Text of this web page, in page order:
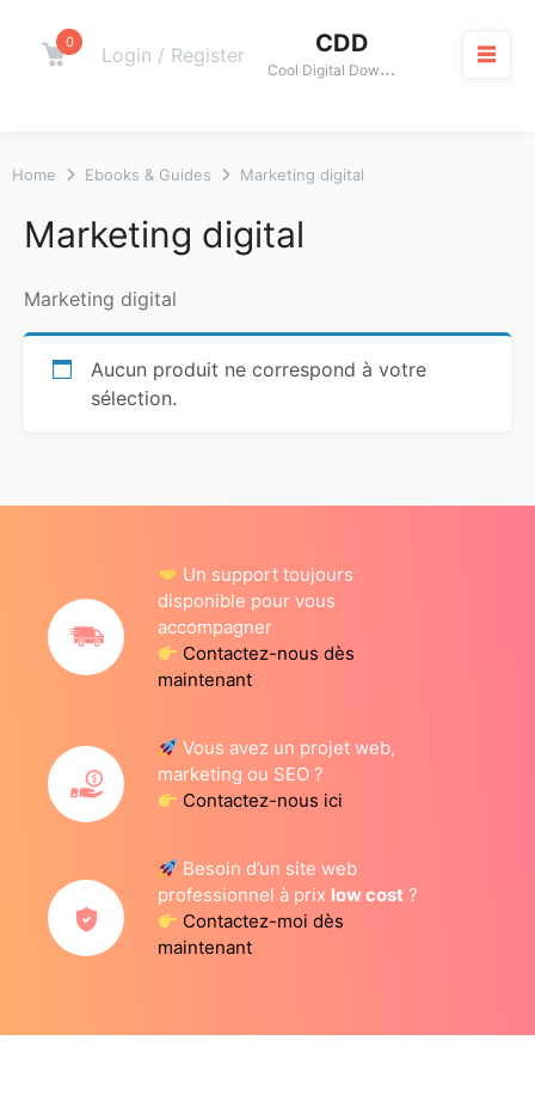
content
CDD
C
ool Digital Download
Cart
0
Login / Register
Home Ebooks & Guides Marketing digital
Marketing digital
Marketing digital
Aucun produit ne correspond à votre
sélection.
Un support toujours
disponible pour vous
accompagner
Contactez-nous dès
maintenant
Vous avez un projet web,
marketing ou SEO ?
Contactez-nous ici
Besoin d’un site web
professionnel à prix low cost ?
Contactez-moi dès
maintenant